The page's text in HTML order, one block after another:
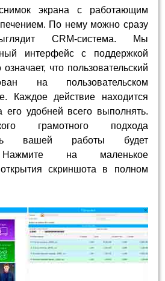
экрана с работающим
По нему можно сразу
CRM-система. Мы
интерфейс с поддержкой
что пользовательский
на пользовательском
Каждое действие находится
его удобней всего выполнять.
грамотного подхода
вашей работы будет
Нажмите на маленькое
скриншота в полном